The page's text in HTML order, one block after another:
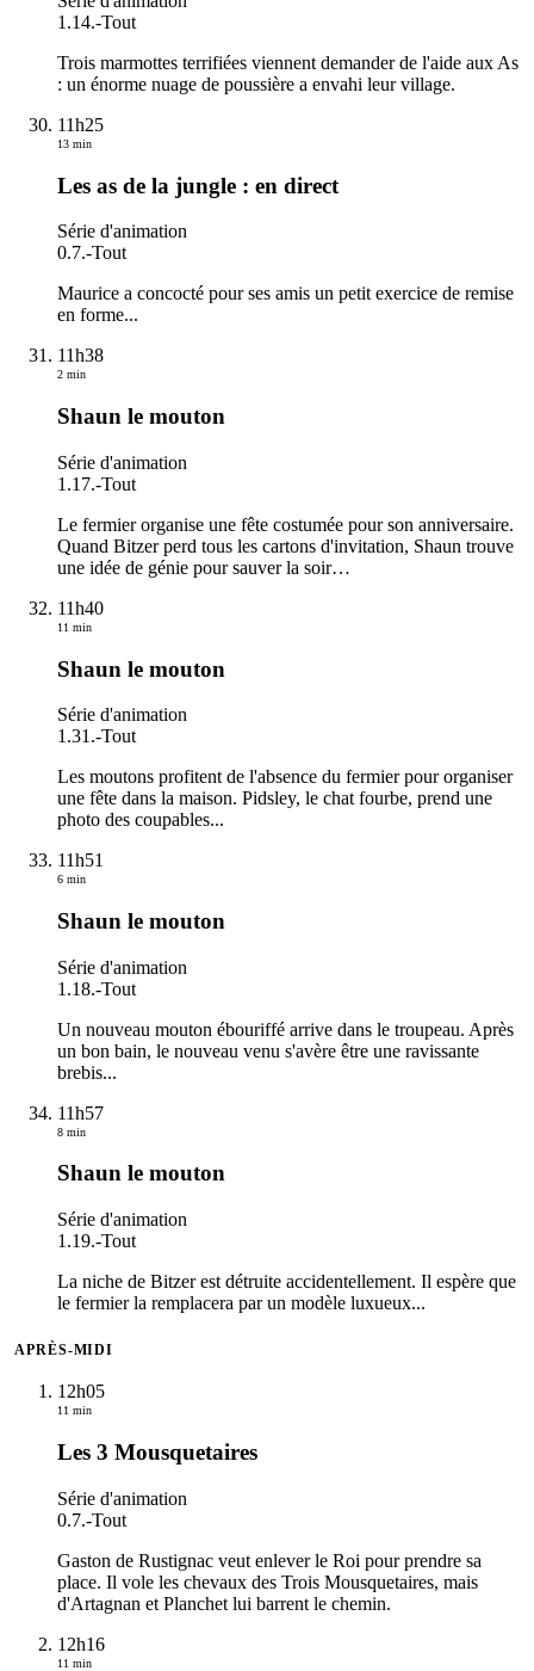
1.14.-Tout
Trois marmottes terrifiées viennent demander de l'aide aux As
: un énorme nuage de poussière a envahi leur village.
11h25
13 min
Les as de la jungle : en direct
Série d'animation
0.7.-Tout
Maurice a concocté pour ses amis un petit exercice de remise
en forme...
11h38
2 min
Shaun le mouton
Série d'animation
1.17.-Tout
Le fermier organise une fête costumée pour son anniversaire.
Quand Bitzer perd tous les cartons d'invitation, Shaun trouve
une idée de génie pour sauver la soir…
11h40
11 min
Shaun le mouton
Série d'animation
1.31.-Tout
Les moutons profitent de l'absence du fermier pour organiser
une fête dans la maison. Pidsley, le chat fourbe, prend une
photo des coupables...
11h51
6 min
Shaun le mouton
Série d'animation
1.18.-Tout
Un nouveau mouton ébouriffé arrive dans le troupeau. Après
un bon bain, le nouveau venu s'avère être une ravissante
brebis...
11h57
8 min
Shaun le mouton
Série d'animation
1.19.-Tout
La niche de Bitzer est détruite accidentellement. Il espère que
le fermier la remplacera par un modèle luxueux...
APRÈS-MIDI
12h05
11 min
Les 3 Mousquetaires
Série d'animation
0.7.-Tout
Gaston de Rustignac veut enlever le Roi pour prendre sa
place. Il vole les chevaux des Trois Mousquetaires, mais
d'Artagnan et Planchet lui barrent le chemin.
12h16
11 min